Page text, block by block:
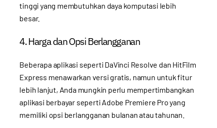
tinggi yang membutuhkan daya komputasi lebih
besar.
4. Harga dan Opsi Berlangganan
Beberapa aplikasi seperti DaVinci Resolve dan HitFilm
Express menawarkan versi gratis, namun untuk fitur
lebih lanjut, Anda mungkin perlu mempertimbangkan
aplikasi berbayar seperti Adobe Premiere Pro yang
memiliki opsi berlangganan bulanan atau tahunan.